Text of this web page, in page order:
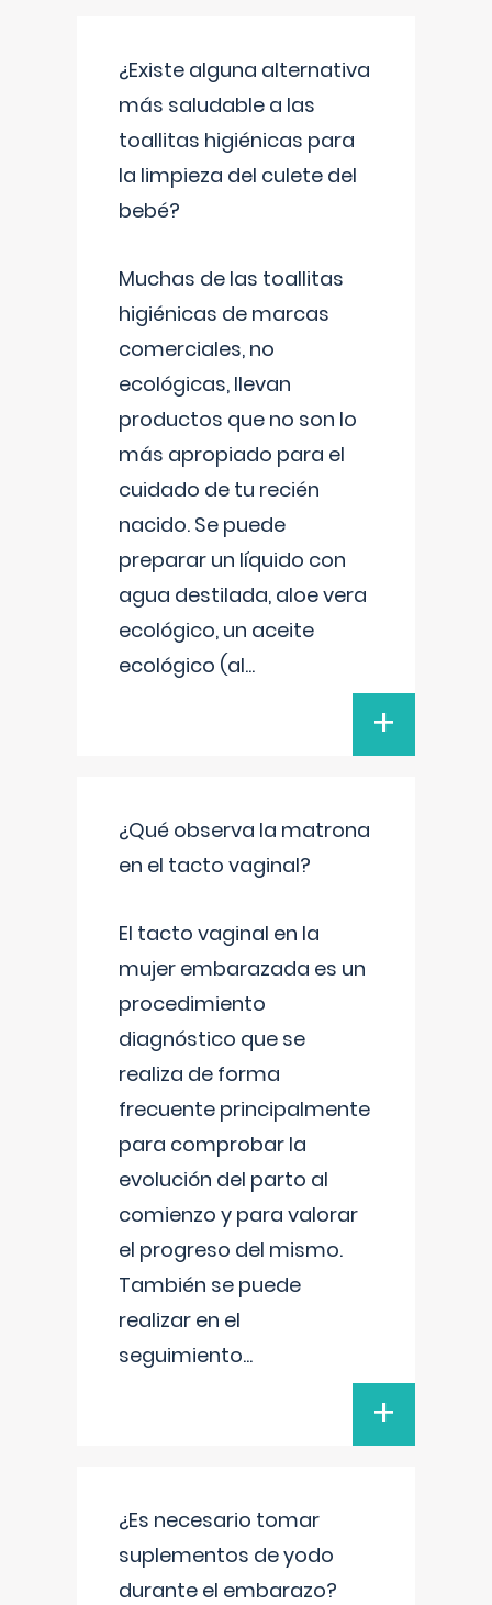
¿Existe alguna alternativa
más saludable a las
toallitas higiénicas para
la limpieza del culete del
bebé?
Muchas de las toallitas
higiénicas de marcas
comerciales, no
ecológicas, llevan
productos que no son lo
más apropiado para el
cuidado de tu recién
nacido. Se puede
preparar un líquido con
agua destilada, aloe vera
ecológico, un aceite
ecológico (al...
+
¿Qué observa la matrona
en el tacto vaginal?
El tacto vaginal en la
mujer embarazada es un
procedimiento
diagnóstico que se
realiza de forma
frecuente principalmente
para comprobar la
evolución del parto al
comienzo y para valorar
el progreso del mismo.
También se puede
realizar en el
seguimiento...
+
¿Es necesario tomar
suplementos de yodo
durante el embarazo?